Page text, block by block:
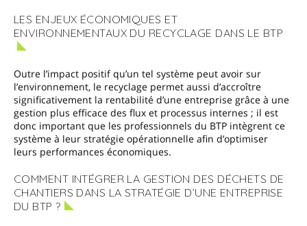
LES ENJEUX ÉCONOMIQUES ET
ENVIRONNEMENTAUX DU RECYCLAGE DANS LE BTP
Outre l’impact positif qu’un tel système peut avoir sur
l’environnement, le recyclage permet aussi d’accroître
significativement la rentabilité d’une entreprise grâce à une
gestion plus efficace des flux et processus internes ; il est
donc important que les professionnels du BTP intègrent ce
système à leur stratégie opérationnelle afin d’optimiser
leurs performances économiques.
COMMENT INTÉGRER LA GESTION DES DÉCHETS DE
CHANTIERS DANS LA STRATÉGIE D’UNE ENTREPRISE
DU BTP ?